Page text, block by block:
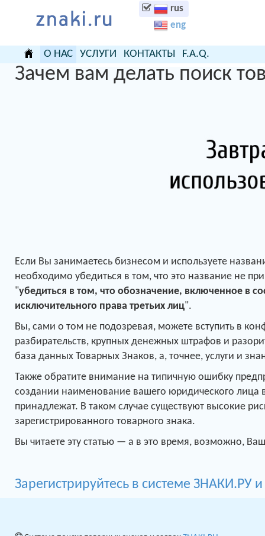
rus
eng
О НАС
ЗАЧЕМ?
УСЛУГИ
Стоимость услуг поиска по Базе
товарных знаков и заявок
КОНТАКТЫ F.A.Q.
F.A.Q. - часто
Зачем вам делать поиск
Если Вы занимаетесь бизнесом и используете
необходимо убедиться в том, что это название не
"убедиться в том, что обозначение, включенное в
исключительного права третьих лиц".
Вы, сами о том не подозревая, можете вступить в
разбирательств, крупных денежных штрафов и
база данных Товарных Знаков, а, точнее, услуги и
Также обратите внимание на типичную ошибку
создании наименование вашего юридического лица
принадлежат. В таком случае существуют высокие
зарегистрированного товарного знака.
Вы читаете эту статью — а в это время, возможно,
Зарегистрируйтесь в системе